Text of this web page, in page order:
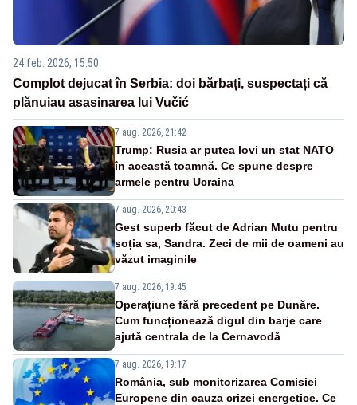
24 feb. 2026, 15:50
Complot dejucat în Serbia: doi bărbați, suspectați că
plănuiau asasinarea lui Vučić
7 aug. 2026, 21:42
Trump: Rusia ar putea lovi un stat NATO
în această toamnă. Ce spune despre
armele pentru Ucraina
7 aug. 2026, 20:43
Gest superb făcut de Adrian Mutu pentru
soția sa, Sandra. Zeci de mii de oameni au
văzut imaginile
7 aug. 2026, 19:45
Operațiune fără precedent pe Dunăre.
Cum funcționează digul din barje care
ajută centrala de la Cernavodă
7 aug. 2026, 19:17
România, sub monitorizarea Comisiei
Europene din cauza crizei energetice. Ce